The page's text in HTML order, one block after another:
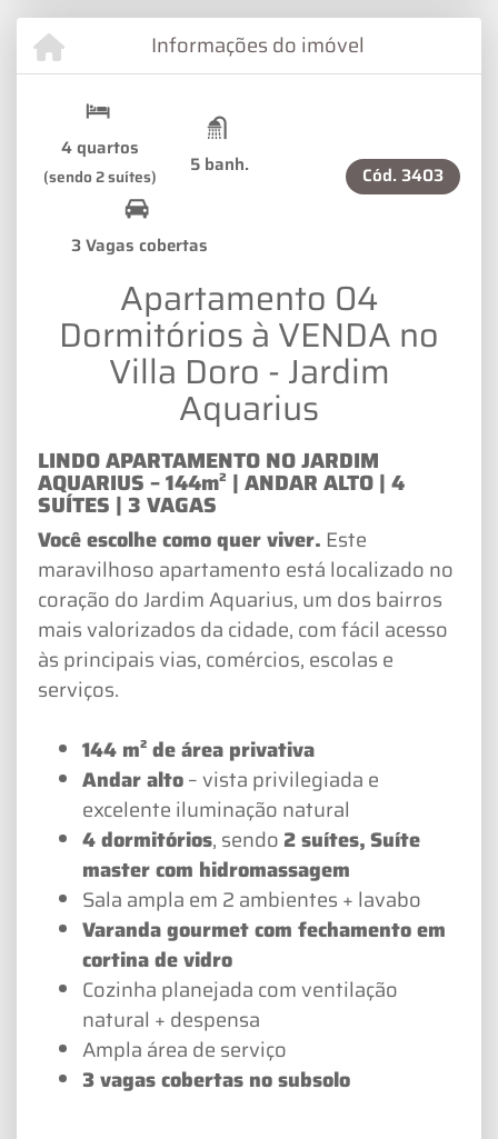
Informações do imóvel
4 quartos
(sendo 2 suítes) 5 banh.
3 Vagas cobertas
Cód.3403
Apartamento 04
Dormitórios à VENDA no
Villa Doro - Jardim
Aquarius
LINDO APARTAMENTO NO JARDIM
AQUARIUS – 144m² | ANDAR ALTO | 4
SUÍTES | 3 VAGAS
Você escolhe como quer viver. Este
maravilhoso apartamento está localizado no
coração do Jardim Aquarius, um dos bairros
mais valorizados da cidade, com fácil acesso
às principais vias, comércios, escolas e
serviços.
144 m² de área privativa
Andar alto– vista privilegiada e
excelente iluminação natural
4 dormitórios, sendo 2 suítes,Suíte
master com hidromassagem
Sala ampla em 2 ambientes + lavabo
Varanda gourmet com fechamento em
cortina de vidro
Cozinha planejada com ventilação
natural + despensa
Ampla área de serviço
3 vagas cobertas no subsolo